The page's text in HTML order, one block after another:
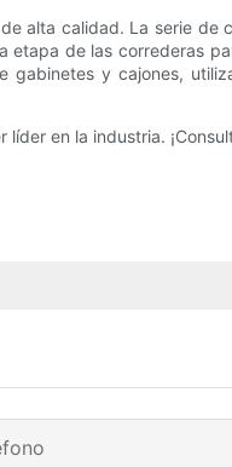
alta calidad. La serie de
de las correderas
gabinetes y cajones,
en la industria.